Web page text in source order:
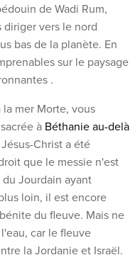
de Wadi Rum,
vers le nord
bas de la planète. En
sur le paysage
.
mer Morte, vous
à Béthanie au-delà
Christ a été
que le messie n'est
Jourdain ayant
loin, il est encore
du fleuve. Mais ne
car le fleuve
la Jordanie et Israël.